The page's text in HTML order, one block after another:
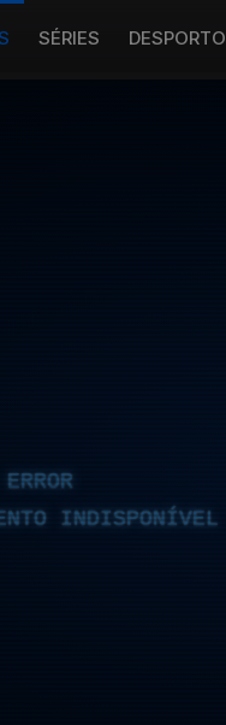
SÉRIES DESPORTO
INDISPONÍVEL